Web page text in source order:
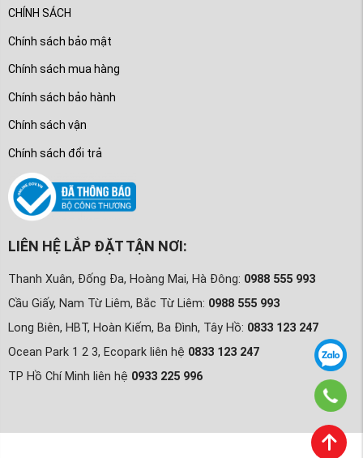
CHÍNH SÁCH
Chính sách bảo mật
Chính sách mua hàng
Chính sách bảo hành
Chính sách vận
Chính sách đổi trả
LIÊN HỆ LẮP ĐẶT TẬN NƠI:
Thanh Xuân, Đống Đa, Hoàng Mai, Hà Đông: 0988 555 993
Cầu Giấy, Nam Từ Liêm, Bắc Từ Liêm: 0988 555 993
Long Biên, HBT, Hoàn Kiếm, Ba Đình, Tây Hồ: 0833 123 247
Ocean Park 1 2 3, Ecopark liên hệ 0833 123 247
TP Hồ Chí Minh liên hệ 0933 225 996